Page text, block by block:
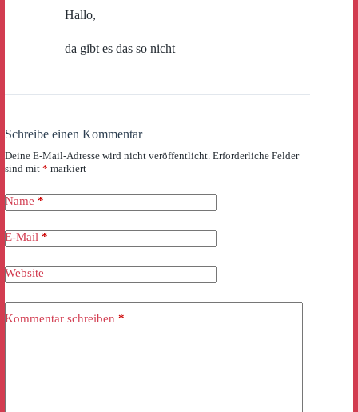
Hallo,
da gibt es das so nicht
Schreibe einen Kommentar
Deine E-Mail-Adresse wird nicht veröffentlicht. Erforderliche Felder
sind mit * markiert
Name *
E-Mail *
Website
Kommentar schreiben *